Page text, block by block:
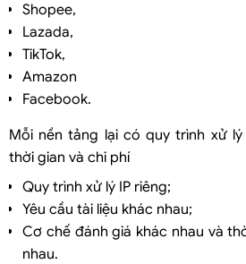
Shopee,
Lazada,
TikTok,
Amazon
Facebook.
Mỗi nền tảng lại có quy trình xử
thời gian và chi phí
Quy trình xử lý IP riêng;
Yêu cầu tài liệu khác nhau;
Cơ chế đánh giá khác nhau và
nhau.